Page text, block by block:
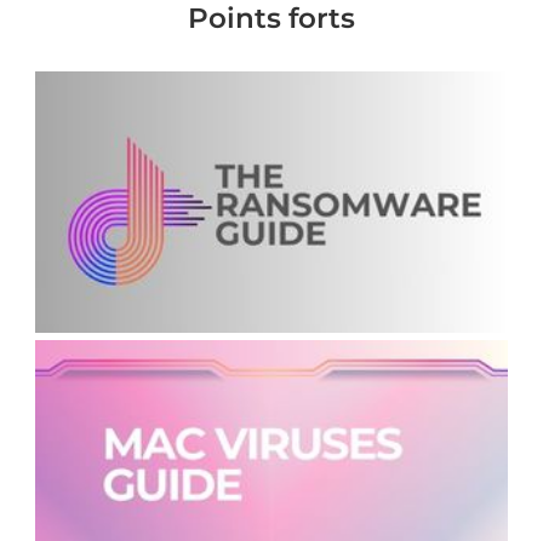
Points forts